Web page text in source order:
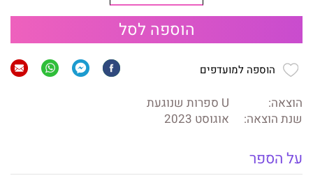
הוספה לסל
הוספה למועדפים
הוצאה:
U ספרות שנוגעת
שנת הוצאה:
אוגוסט 2023
על הספר